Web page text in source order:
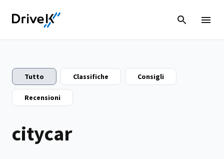
Tutto Classifiche Consigli
Recensioni
citycar